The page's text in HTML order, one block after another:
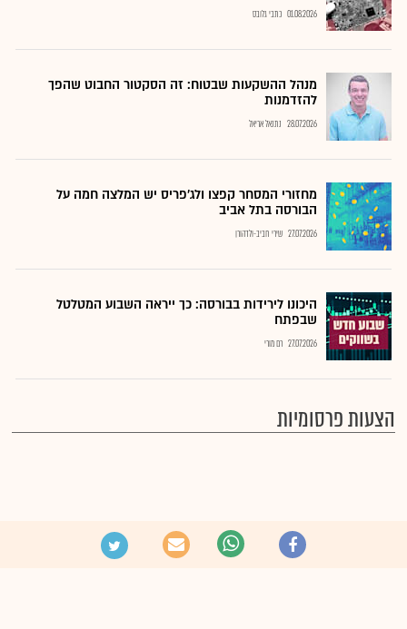
01.08.2026 כתבי גלובס
מנהל ההשקעות שבטוח: זה הסקטור החבוט שהפך
להזדמנות
28.07.2026 נתנאל אריאל
מחזורי המסחר קפצו ולג'פריס יש המלצה חמה על
הבורסה בתל אביב
27.07.2026 שירי חביב-ולדהורן
היכונו לירידות בבורסה: כך ייראה השבוע המטלטל
שבפתח
27.07.2026 רם מורי
הצעות פרסומיות